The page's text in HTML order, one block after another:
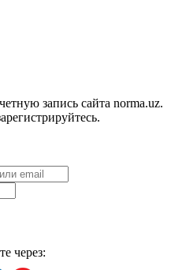
запись сайта norma.uz.
через: